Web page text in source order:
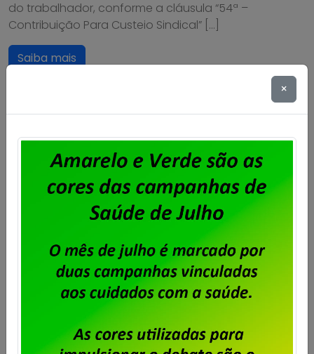
do trabalhador, conforme a cláusula “54ª –
Contribuição Para Custeio Sindical” […]
Saiba mais
Unisys Brasil – Proposta da
empresa é aprovada e campanha
salarial é encerrada
×